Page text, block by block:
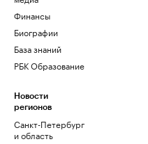
Финансы
Биографии
База знаний
РБК Образование
Новости
регионов
Санкт-Петербург
и область